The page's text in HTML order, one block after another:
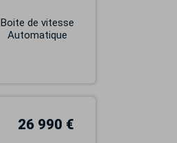
Boite de vitesse
Automatique
26 990 €